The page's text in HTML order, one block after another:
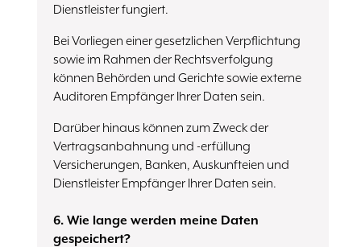
Dienstleister fungiert.
Bei Vorliegen einer gesetzlichen Verpflichtung
sowie im Rahmen der Rechtsverfolgung
können Behörden und Gerichte sowie externe
Auditoren Empfänger Ihrer Daten sein.
Darüber hinaus können zum Zweck der
Vertragsanbahnung und -erfüllung
Versicherungen, Banken, Auskunfteien und
Dienstleister Empfänger Ihrer Daten sein.
6. Wie lange werden meine Daten
gespeichert?